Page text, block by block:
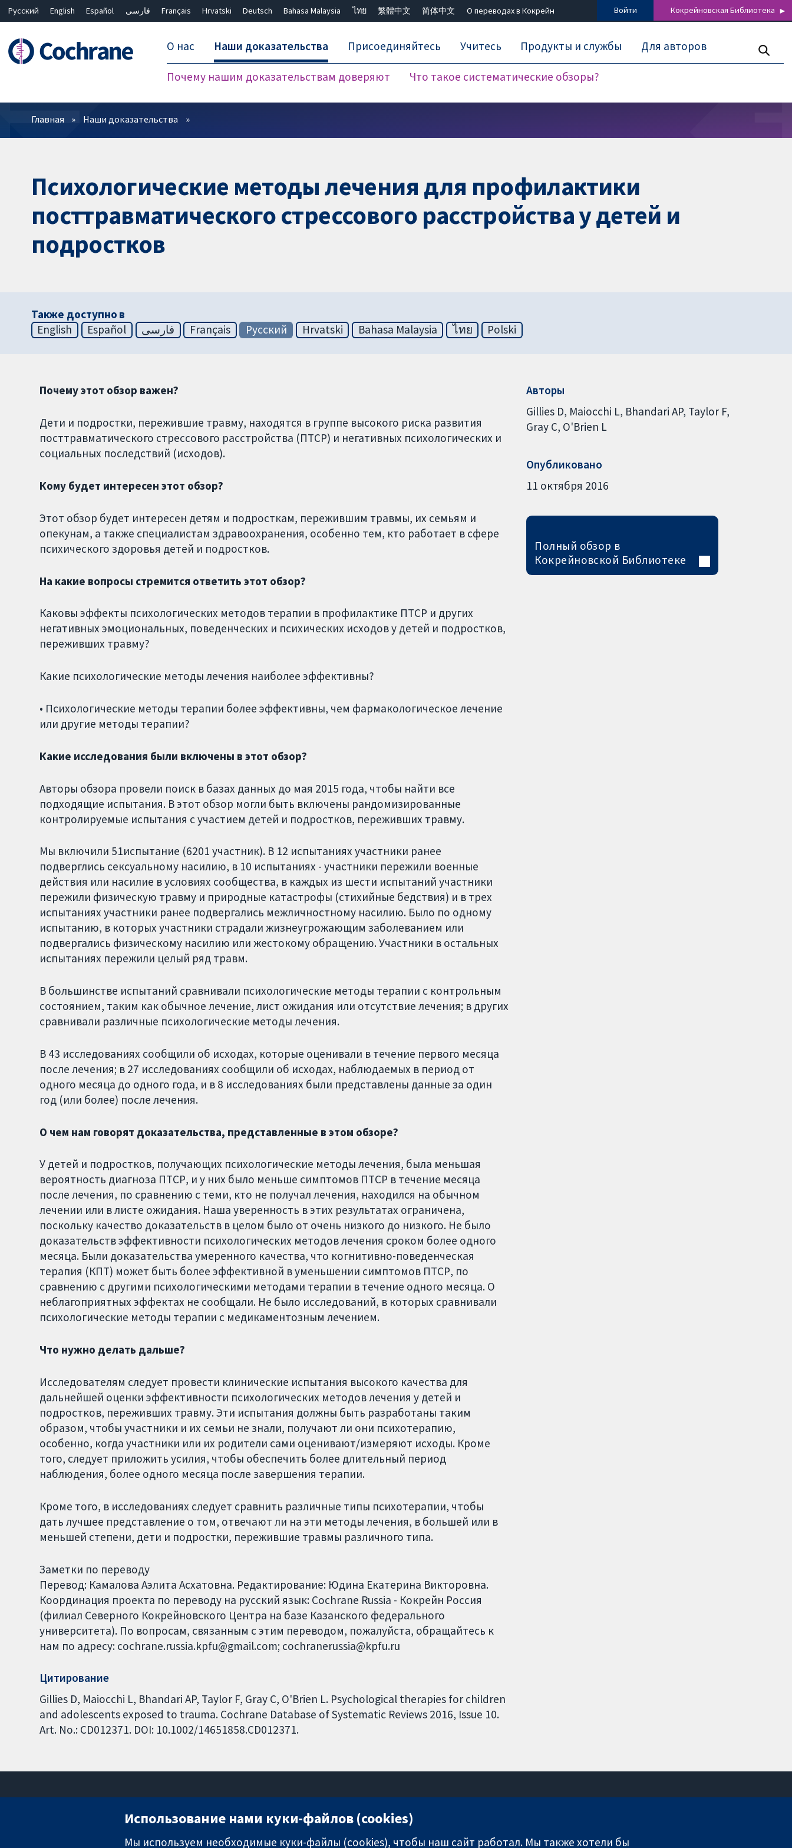
Русский English Español فارسی Français Hrvatski Deutsch Bahasa Malaysia ไทย 繁體中文 简体中文 О переводах в Кокрейн Войти Кокрейновская Библиотека
О нас Наши доказательства
Почему нашим доказательствам доверяют Что такое систематические обзоры?
Присоединяйтесь Учитесь Продукты и службы Для авторов
Фильтры
Главная Наши доказательства
Психологические методы лечения для профилактики
посттравматического стрессового расстройства у детей и
подростков
Также доступно в
English
Español فارسی Français Русский Hrvatski Bahasa Malaysia ไทย Polski
Почему этот обзор важен?
Дети и подростки, пережившие травму, находятся в группе высокого риска развития
посттравматического стрессового расстройства (ПТСР) и негативных психологических и
социальных последствий (исходов).
Кому будет интересен этот обзор?
Этот обзор будет интересен детям и подросткам, пережившим травмы, их семьям и
опекунам, а также специалистам здравоохранения, особенно тем, кто работает в сфере
психического здоровья детей и подростков.
На какие вопросы стремится ответить этот обзор?
Каковы эффекты психологических методов терапии в профилактике ПТСР и других
негативных эмоциональных, поведенческих и психических исходов у детей и подростков,
переживших травму?
Какие психологические методы лечения наиболее эффективны?
• Психологические методы терапии более эффективны, чем фармакологическое лечение
или другие методы терапии?
Какие исследования были включены в этот обзор?
Авторы обзора провели поиск в базах данных до мая 2015 года, чтобы найти все
подходящие испытания. В этот обзор могли быть включены рандомизированные
контролируемые испытания с участием детей и подростков, переживших травму.
Мы включили 51испытание (6201 участник). В 12 испытаниях участники ранее
подверглись сексуальному насилию, в 10 испытаниях - участники пережили военные
действия или насилие в условиях сообщества, в каждых из шести испытаний участники
пережили физическую травму и природные катастрофы (стихийные бедствия) и в трех
испытаниях участники ранее подвергались межличностному насилию. Было по одному
испытанию, в которых участники страдали жизнеугрожающим заболеванием или
подвергались физическому насилию или жестокому обращению. Участники в остальных
испытаниях пережили целый ряд травм.
В большинстве испытаний сравнивали психологические методы терапии с контрольным
состоянием, таким как обычное лечение, лист ожидания или отсутствие лечения; в других
сравнивали различные психологические методы лечения.
В 43 исследованиях сообщили об исходах, которые оценивали в течение первого месяца
после лечения; в 27 исследованиях сообщили об исходах, наблюдаемых в период от
одного месяца до одного года, и в 8 исследованиях были представлены данные за один
год (или более) после лечения.
О чем нам говорят доказательства, представленные в этом обзоре?
У детей и подростков, получающих психологические методы лечения, была меньшая
вероятность диагноза ПТСР, и у них было меньше симптомов ПТСР в течение месяца
после лечения, по сравнению с теми, кто не получал лечения, находился на обычном
лечении или в листе ожидания. Наша уверенность в этих результатах ограничена,
поскольку качество доказательств в целом было от очень низкого до низкого. Не было
доказательств эффективности психологических методов лечения сроком более одного
месяца. Были доказательства умеренного качества, что когнитивно-поведенческая
терапия (КПТ) может быть более эффективной в уменьшении симптомов ПТСР, по
сравнению с другими психологическими методами терапии в течение одного месяца. О
неблагоприятных эффектах не сообщали. Не было исследований, в которых сравнивали
психологические методы терапии с медикаментозным лечением.
Что нужно делать дальше?
Исследователям следует провести клинические испытания высокого качества для
дальнейшей оценки эффективности психологических методов лечения у детей и
подростков, переживших травму. Эти испытания должны быть разработаны таким
образом, чтобы участники и их семьи не знали, получают ли они психотерапию,
особенно, когда участники или их родители сами оценивают/измеряют исходы. Кроме
того, следует приложить усилия, чтобы обеспечить более длительный период
наблюдения, более одного месяца после завершения терапии.
Кроме того, в исследованиях следует сравнить различные типы психотерапии, чтобы
дать лучшее представление о том, отвечают ли на эти методы лечения, в большей или в
меньшей степени, дети и подростки, пережившие травмы различного типа.
Заметки по переводу
Перевод: Камалова Аэлита Асхатовна. Редактирование: Юдина Екатерина Викторовна.
Координация проекта по переводу на русский язык: Cochrane Russia - Кокрейн Россия
(филиал Северного Кокрейновского Центра на базе Казанского федерального
университета). По вопросам, связанным с этим переводом, пожалуйста, обращайтесь к
нам по адресу: cochrane.russia.kpfu@gmail.com; cochranerussia@kpfu.ru
Цитирование
Gillies D, Maiocchi L, Bhandari AP, Taylor F, Gray C, O'Brien L. Psychological therapies for children
and adolescents exposed to trauma. Cochrane Database of Systematic Reviews 2016, Issue 10.
Art. No.: CD012371. DOI: 10.1002/14651858.CD012371.
Авторы
Gillies D Maiocchi L Bhandari AP Taylor F
Gray C O'Brien L
Опубликовано
11 октября 2016
Полный обзор в
Кокрейновской Библиотеке
11-13 Cavendish Square
Использование нами куки-файлов (cookies)
Мы используем необходимые куки-файлы (cookies), чтобы наш сайт работал. Мы также хотели бы